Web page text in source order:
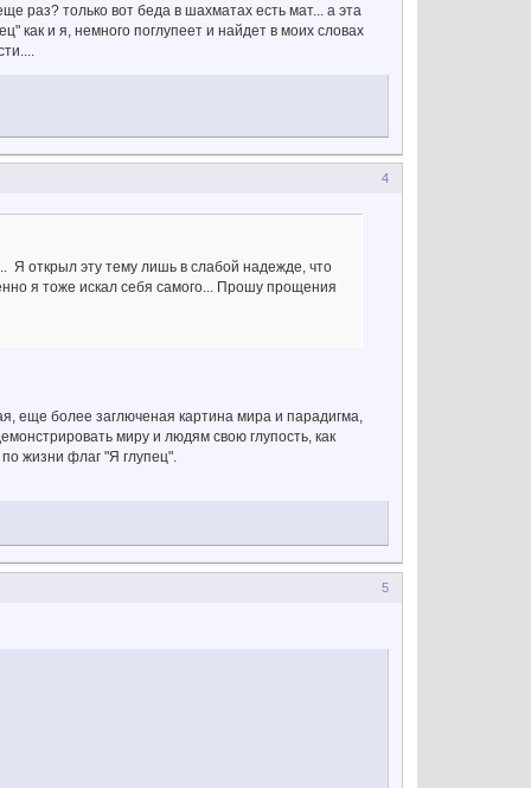
раз? только вот беда в шахматах есть мат... а эта
как и я, немного поглупеет и найдет в моих словах
4
Я открыл эту тему лишь в слабой надежде, что
я тоже искал себя самого... Прошу прощения
еще более заглюченая картина мира и парадигма,
миру и людям свою глупость, как
жизни флаг "Я глупец".
5